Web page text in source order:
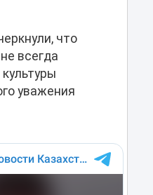
что
всегда
уважения